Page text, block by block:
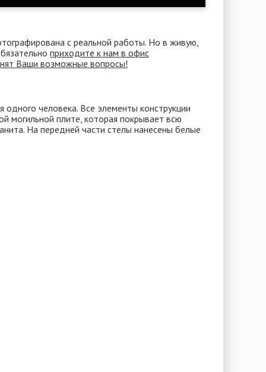
с реальной работы. Но в живую,
приходите к нам в офис
Ваши возможные вопросы!
человека. Все элементы конструкции
могильной плите, которая покрывает всю
На передней части стелы нанесены белые